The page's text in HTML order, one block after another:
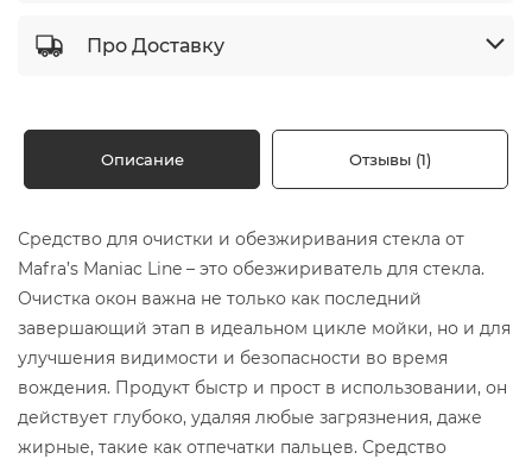
Про Доставку
Описание Отзывы (1)
Средство для очистки и обезжиривания стекла от
Mafra’s Maniac Line – это обезжириватель для стекла.
Очистка окон важна не только как последний
завершающий этап в идеальном цикле мойки, но и для
улучшения видимости и безопасности во время
вождения. Продукт быстр и прост в использовании, он
действует глубоко, удаляя любые загрязнения, даже
жирные, такие как отпечатки пальцев. Средство